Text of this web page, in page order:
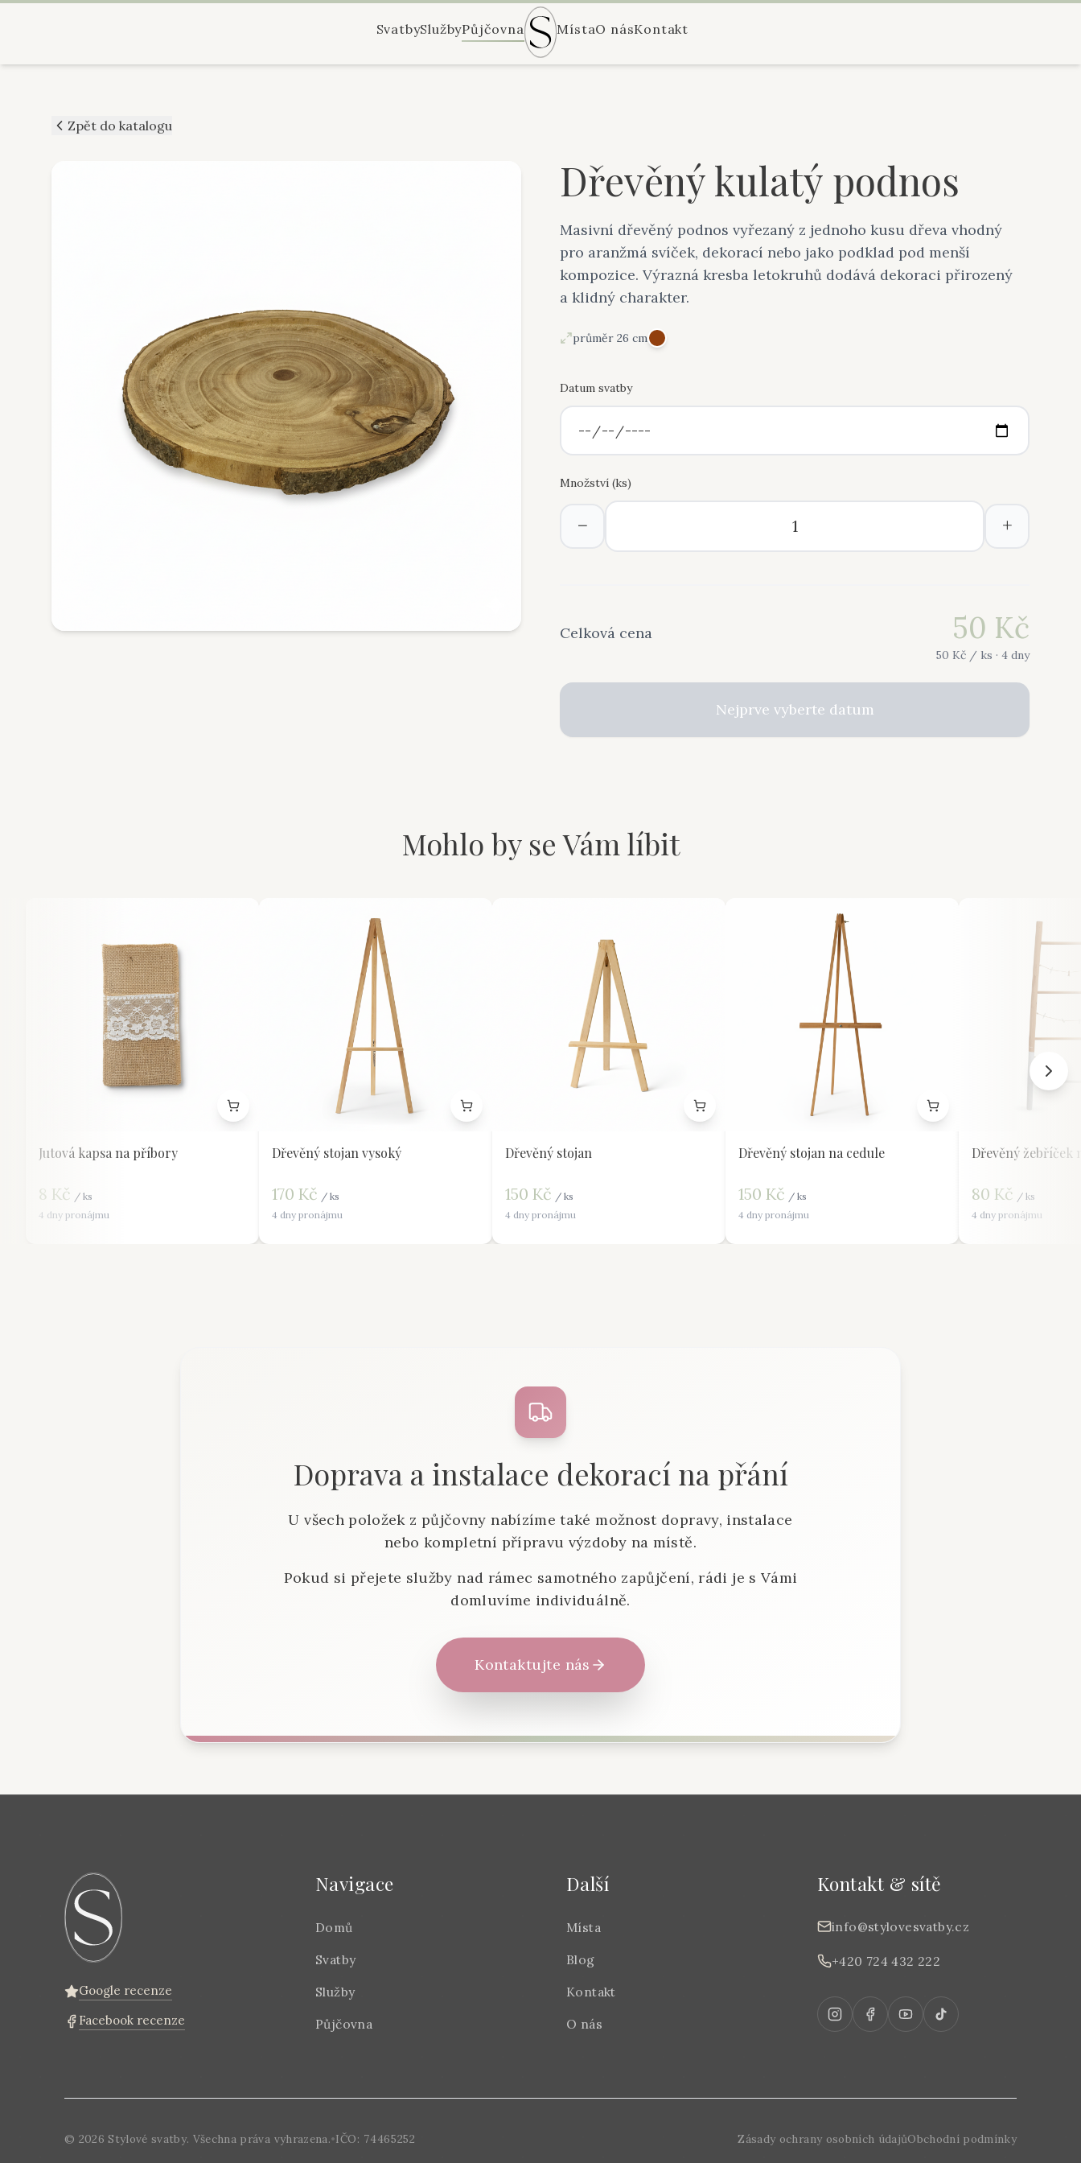
SvatbySlužbyPůjčovna MístaO násKontakt
Zpět do katalogu
Dřevěný kulatý podnos
Masivní dřevěný podnos vyřezaný z jednoho kusu dřeva vhodný
pro aranžmá svíček, dekorací nebo jako podklad pod menší
kompozice. Výrazná kresba letokruhů dodává dekoraci přirozený
a klidný charakter.
průměr 26 cm
Datum svatby
Množství (ks)
− +
Celková cena 50 Kč
50 Kč / ks · 4 dny
Nejprve vyberte datum
Mohlo by se Vám líbit
Jutová kapsa na příbory
8 Kč / ks
4 dny pronájmu
Dřevěný stojan vysoký
170 Kč / ks
4 dny pronájmu
Dřevěný stojan
150 Kč / ks
4 dny pronájmu
Dřevěný stojan na cedule
150 Kč / ks
4 dny pronájmu
Dřevěný žebříček
80 Kč / ks
4 dny pronájmu
Doprava a instalace dekorací na přání
U všech položek z půjčovny nabízíme také možnost dopravy, instalace
nebo kompletní přípravu výzdoby na místě.
Pokud si přejete služby nad rámec samotného zapůjčení, rádi je s Vámi
domluvíme individuálně.
Kontaktujte nás
Google recenze
Facebook recenze
Navigace
Domů
Svatby
Služby
Půjčovna
Další
Místa
Blog
Kontakt
O nás
Kontakt & sítě
info@stylovesvatby.cz
+420 724 432 222
© 2026 Stylové svatby. Všechna práva vyhrazena.•IČO: 74465252 Zásady ochrany osobních údajůObchodní podmínky